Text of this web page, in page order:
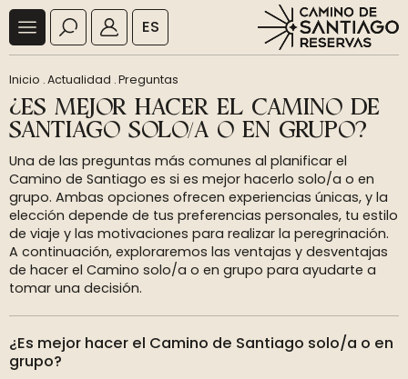
ES
Inicio .Actualidad .Preguntas
¿ES MEJOR HACER EL CAMINO DE
SANTIAGO SOLO/A O EN GRUPO?
Una de las preguntas más comunes al planificar el
Camino de Santiago es si es mejor hacerlo solo/a o en
grupo. Ambas opciones ofrecen experiencias únicas, y la
elección depende de tus preferencias personales, tu estilo
de viaje y las motivaciones para realizar la peregrinación.
A continuación, exploraremos las ventajas y desventajas
de hacer el Camino solo/a o en grupo para ayudarte a
tomar una decisión.
¿Es mejor hacer el Camino de Santiago solo/a o en
grupo?